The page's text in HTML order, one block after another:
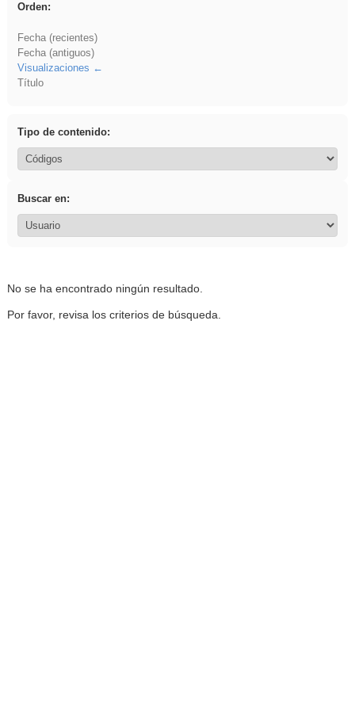
Orden:
Fecha (recientes)
Fecha (antiguos)
Visualizaciones
Título
Tipo de contenido:
Buscar en:
No se ha encontrado ningún resultado.
Por favor, revisa los criterios de búsqueda.